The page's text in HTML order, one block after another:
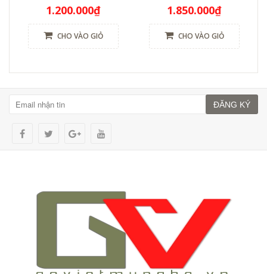
1.200.000₫
CHO VÀO GIỎ
1.850.000₫
CHO VÀO GIỎ
ĐĂNG KÝ